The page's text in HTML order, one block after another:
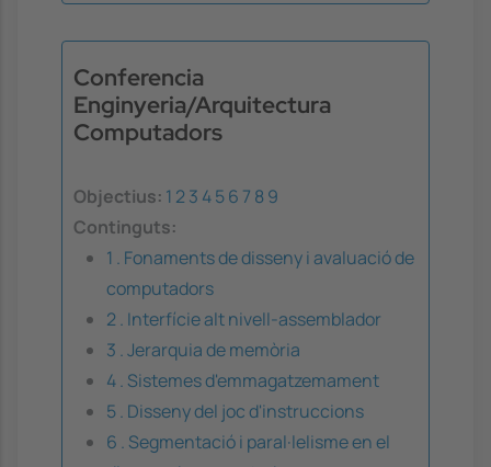
Conferencia
Enginyeria/Arquitectura
Computadors
Objectius: 1 23 456 7 8 9
Continguts:
1 . Fonaments de disseny i avaluació de
computadors
2 . Interfície alt nivell-assemblador
3 . Jerarquia de memòria
4 . Sistemes d'emmagatzemament
5 . Disseny del joc d'instruccions
6 . Segmentació i paral·lelisme en el